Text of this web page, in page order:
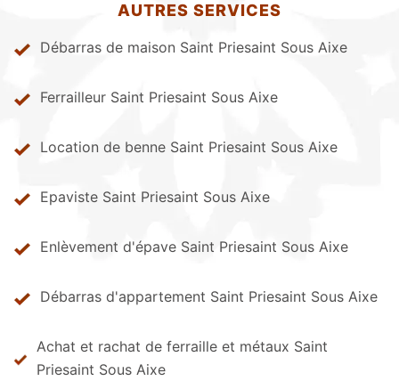
AUTRES SERVICES
Débarras de maison Saint Priesaint Sous Aixe
Ferrailleur Saint Priesaint Sous Aixe
Location de benne Saint Priesaint Sous Aixe
Epaviste Saint Priesaint Sous Aixe
Enlèvement d'épave Saint Priesaint Sous Aixe
Débarras d'appartement Saint Priesaint Sous Aixe
Achat et rachat de ferraille et métaux Saint
Priesaint Sous Aixe